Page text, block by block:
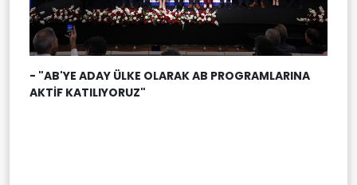
- "AB'YE ADAY ÜLKE OLARAK AB PROGRAMLARINA
AKTİF KATILIYORUZ"